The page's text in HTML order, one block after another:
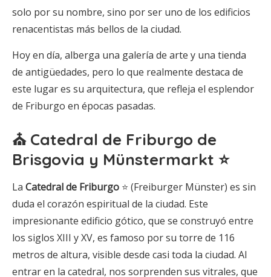
solo por su nombre, sino por ser uno de los edificios
renacentistas más bellos de la ciudad.
Hoy en día, alberga una galería de arte y una tienda
de antigüedades, pero lo que realmente destaca de
este lugar es su arquitectura, que refleja el esplendor
de Friburgo en épocas pasadas.
⛪ Catedral de Friburgo de
Brisgovia y Münstermarkt ⭐
La Catedral de Friburgo ⭐ (Freiburger Münster) es sin
duda el corazón espiritual de la ciudad. Este
impresionante edificio gótico, que se construyó entre
los siglos XIII y XV, es famoso por su torre de 116
metros de altura, visible desde casi toda la ciudad. Al
entrar en la catedral, nos sorprenden sus vitrales, que